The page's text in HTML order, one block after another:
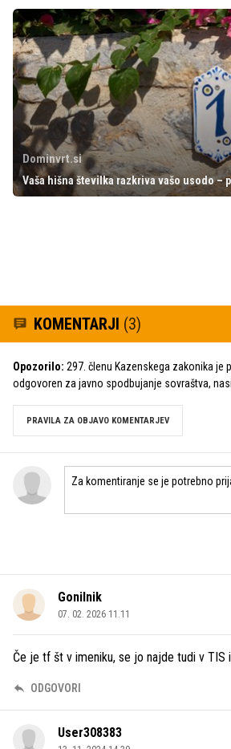
Dominvrt.si
Vaša hišna številka razkriva vašo usodo –
KOMENTARJI (3)
Opozorilo: 297. členu Kazenskega zakonika je
odgovoren za javno spodbujanje sovraštva,
PRAVILA ZA OBJAVO KOMENTARJEV
Gonilnik
07. 02. 2026 11.11
Če je tf št v imeniku, se jo najde tudi v TIS
ODGOVORI
User308383